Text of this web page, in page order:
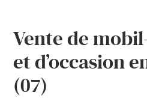
Vente de
et d’occasion
(07)